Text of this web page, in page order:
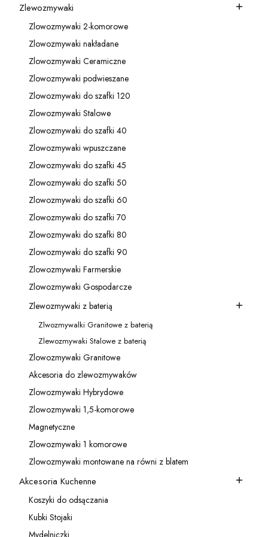
Kategoria - Zlewozmywaki
Zlewozmywaki
Kategoria - Zlowozmywaki 2-komorowe
Zlowozmywaki 2-komorowe
Kategoria - Zlowozmywaki nakładane
Zlowozmywaki nakładane
Kategoria - Zlowozmywaki Ceramiczne
Zlowozmywaki Ceramiczne
Kategoria - Zlowozmywaki podwieszane
Zlowozmywaki podwieszane
Kategoria - Zlowozmywaki do szafki 120
Zlowozmywaki do szafki 120
Kategoria - Zlowozmywaki Stalowe
Zlowozmywaki Stalowe
Kategoria - Zlowozmywaki do szafki 40
Zlowozmywaki do szafki 40
Kategoria - Zlowozmywaki wpuszczane
Zlowozmywaki wpuszczane
Kategoria - Zlowozmywaki do szafki 45
Zlowozmywaki do szafki 45
Kategoria - Zlowozmywaki do szafki 50
Zlowozmywaki do szafki 50
Kategoria - Zlowozmywaki do szafki 60
Zlowozmywaki do szafki 60
Kategoria - Zlowozmywaki do szafki 70
Zlowozmywaki do szafki 70
Kategoria - Zlowozmywaki do szafki 80
Zlowozmywaki do szafki 80
Kategoria - Zlowozmywaki do szafki 90
Zlowozmywaki do szafki 90
Kategoria - Zlowozmywaki Farmerskie
Zlowozmywaki Farmerskie
Kategoria - Zlowozmywaki Gospodarcze
Zlowozmywaki Gospodarcze
Kategoria - Zlewozmywaki z baterią
Zlewozmywaki z baterią
Kategoria - Zlwozmywalki Granitowe z baterią
Zlwozmywalki Granitowe z baterią
Kategoria - Zlewozmywaki Stalowe z baterią
Zlewozmywaki Stalowe z baterią
Kategoria - Zlowozmywaki Granitowe
Zlowozmywaki Granitowe
Kategoria - Akcesoria do zlewozmywaków
Akcesoria do zlewozmywaków
Kategoria - Zlowozmywaki Hybrydowe
Zlowozmywaki Hybrydowe
Kategoria - Zlowozmywaki 1,5-komorowe
Zlowozmywaki 1,5-komorowe
Kategoria - Magnetyczne
Magnetyczne
Kategoria - Zlowozmywaki 1 komorowe
Zlowozmywaki 1 komorowe
Kategoria - Zlowozmywaki montowane na równi z blatem
Zlowozmywaki montowane na równi z blatem
Kategoria - Akcesoria Kuchenne
Akcesoria Kuchenne
Kategoria - Koszyki do odsączania
Koszyki do odsączania
Kategoria - Kubki Stojaki
Kubki Stojaki
Mydelniczki